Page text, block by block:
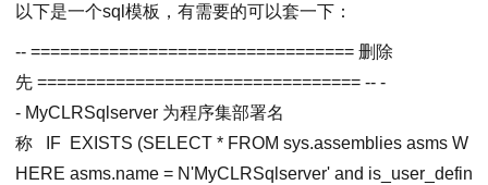
以下是一个sql模板，有需要的可以套一下：
-- ================================= 删除
先 ================================= -- -
- MyCLRSqlserver 为程序集部署名
称
IF EXISTS (SELECT * FROM sys.assemblies asms W
HERE asms.name = N'MyCLRSqlserver' and is_user_defin